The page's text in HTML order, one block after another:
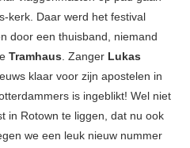
kerk. Daar werd het festival
door een thuisband, niemand
Tramhaus. Zanger Lukas
klaar voor zijn apostelen in
is ingeblikt! Wel niet
in Rotown te liggen, dat nu ook
we een leuk nieuw nummer